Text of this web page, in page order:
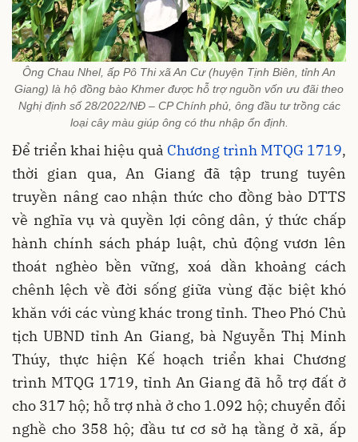
Ông Chau Nhel, ấp Pô Thi xã An Cư (huyện Tịnh Biên, tỉnh An
Giang) là hộ đồng bào Khmer được hỗ trợ nguồn vốn ưu đãi theo
Nghị định số 28/2022/NĐ – CP Chính phủ, ông đầu tư trồng các
loại cây màu giúp ông có thu nhập ổn định.
Để triển khai hiệu quả Chương trình MTQG 1719,
thời gian qua, An Giang đã tập trung tuyên
truyền nâng cao nhận thức cho đồng bào DTTS
về nghĩa vụ và quyền lợi công dân, ý thức chấp
hành chính sách pháp luật, chủ động vươn lên
thoát nghèo bền vững, xoá dần khoảng cách
chênh lệch về đời sống giữa vùng đặc biệt khó
khăn với các vùng khác trong tỉnh. Theo Phó Chủ
tịch UBND tỉnh An Giang, bà Nguyễn Thị Minh
Thúy, thực hiện Kế hoạch triển khai Chương
trình MTQG 1719, tỉnh An Giang đã hỗ trợ đất ở
cho 317 hộ; hỗ trợ nhà ở cho 1.092 hộ; chuyển đổi
nghề cho 358 hộ; đầu tư cơ sở hạ tầng ở xã, ấp